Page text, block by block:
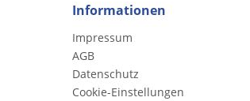
Informationen
Impressum
AGB
Datenschutz
Cookie-Einstellungen